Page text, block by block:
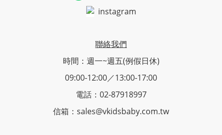
instagram
聯絡我們
時間：週一~週五(例假日休)
09:00-12:00／13:00-17:00
電話：02-87918997
信箱：sales@vkidsbaby.com.tw